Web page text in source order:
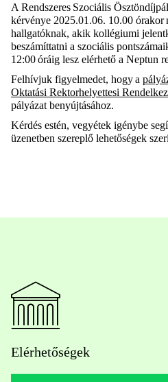
A Rendszeres Szociális
kérvénye 2025.01.06. 10.00 órakor
hallgatóknak, akik kollégiumi
beszámíttatni a szociális
12:00óráig lesz elérhető a Neptun
Felhívjuk figyelmedet, hogy a
Oktatási Rektorhelyettesi
pályázat benyújtásához.
Kérdés estén, vegyétek igénybe
üzenetben szereplő lehetőségek
Elérhetőségek